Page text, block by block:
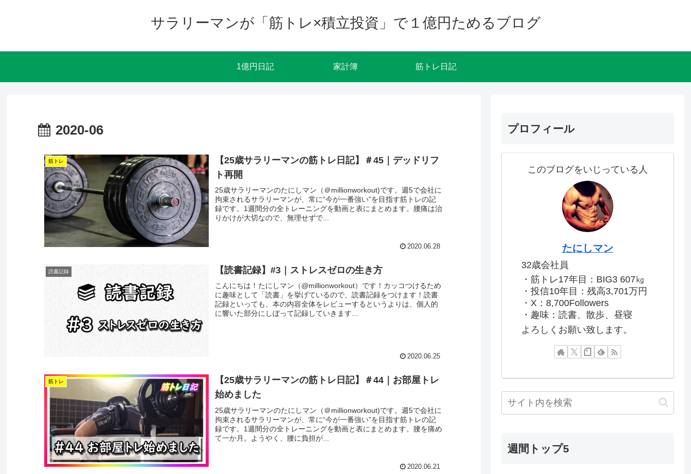
サラリーマンが「筋トレ×積立投資」で１億円ためるブログ
1億円日記 家計簿 筋トレ日記
2020-06
筋トレ
【25歳サラリーマンの筋トレ日記】＃45｜デッドリフ
ト再開
25歳サラリーマンのたにしマン（＠millionworkout)です。週5で会社に
拘束されるサラリーマンが、常に“今が一番強い”を目指す筋トレの記
録です。1週間分の全トレーニングを動画と表にまとめます。腰痛は治
りかけが大切なので、無理せずで...
2020.06.28
読書記録 【読書記録】#3｜ストレスゼロの生き方
こんにちは！たにしマン（@millionworkout）です！カッコつけるため
に趣味として「読書」を挙げているので、読書記録をつけます！読書
記録といっても、本の内容全体をレビューするというよりは、個人的
に響いた部分にしぼって記録していきます...
2020.06.25
筋トレ
【25歳サラリーマンの筋トレ日記】＃44｜お部屋トレ
始めました
25歳サラリーマンのたにしマン（＠millionworkout)です。週5で会社に
拘束されるサラリーマンが、常に“今が一番強い”を目指す筋トレの記
録です。1週間分の全トレーニングを動画と表にまとめます。腰を痛め
て一か月。ようやく、腰に負担が...
2020.06.21
プロフィール
このブログをいじっている人
たにしマン
32歳会社員
・筋トレ17年目：BIG3 607㎏
・投信10年目：残高3,701万円
・X：8,700Followers
・趣味：読書、散歩、昼寝
よろしくお願い致します。
週間トップ5